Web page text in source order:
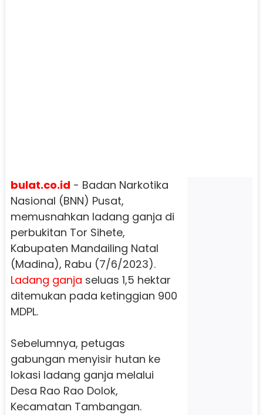
bulat.co.id - Badan Narkotika
Nasional (BNN) Pusat,
memusnahkan ladang ganja di
perbukitan Tor Sihete,
Kabupaten Mandailing Natal
(Madina), Rabu (7/6/2023).
Ladang ganja seluas 1,5 hektar
ditemukan pada ketinggian 900
MDPL.
Sebelumnya, petugas
gabungan menyisir hutan ke
lokasi ladang ganja melalui
Desa Rao Rao Dolok,
Kecamatan Tambangan.